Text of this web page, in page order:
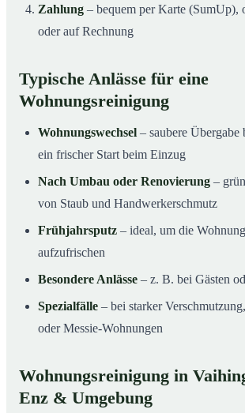
Zahlung – bequem per Karte (SumUp),
oder auf Rechnung
Typische Anlässe für eine
Wohnungsreinigung
Wohnungswechsel – saubere
ein frischer Start beim Einzug
Nach Umbau oder Renovierung –
von Staub und Handwerkerschmutz
Frühjahrsputz – ideal, um die
aufzufrischen
Besondere Anlässe – z. B. bei Gästen
Spezialfälle – bei starker
oder Messie-Wohnungen
Wohnungsreinigung in
Enz & Umgebung